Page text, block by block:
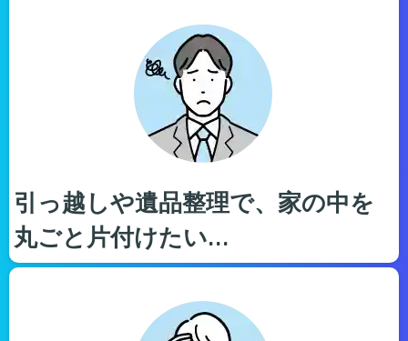
引っ越しや遺品整理で、家の中を
丸ごと片付けたい…